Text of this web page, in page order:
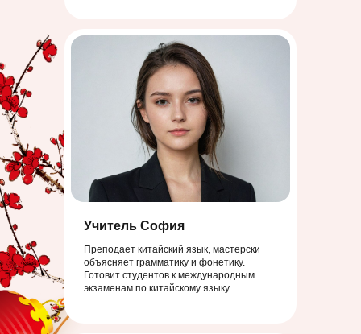
Учитель София
Преподает китайский язык, мастерски
объясняет грамматику и фонетику.
Готовит студентов к международным
экзаменам по китайскому языку